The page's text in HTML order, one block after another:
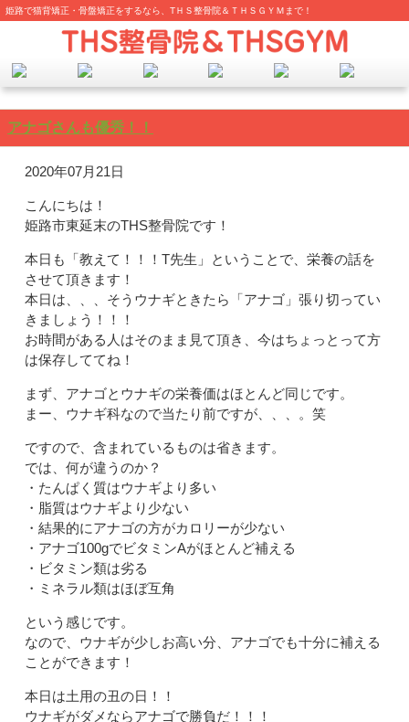
姫路で猫背矯正・骨盤矯正をするなら、TＨＳ整骨院＆ＴＨＳＧＹＭまで！
アナゴさんも優秀！！
2020年07月21日
こんにちは！
姫路市東延末のTHS整骨院です！
本日も「教えて！！！T先生」ということで、栄養の話を
させて頂きます！
本日は、、、そうウナギときたら「アナゴ」張り切ってい
きましょう！！！
お時間がある人はそのまま見て頂き、今はちょっとって方
は保存しててね！
まず、アナゴとウナギの栄養価はほとんど同じです。
まー、ウナギ科なので当たり前ですが、、、。笑
ですので、含まれているものは省きます。
では、何が違うのか？
・たんぱく質はウナギより多い
・脂質はウナギより少ない
・結果的にアナゴの方がカロリーが少ない
・アナゴ100gでビタミンAがほとんど補える
・ビタミン類は劣る
・ミネラル類はほぼ互角
という感じです。
なので、ウナギが少しお高い分、アナゴでも十分に補える
ことができます！
本日は土用の丑の日！！
ウナギがダメならアナゴで勝負だ！！！